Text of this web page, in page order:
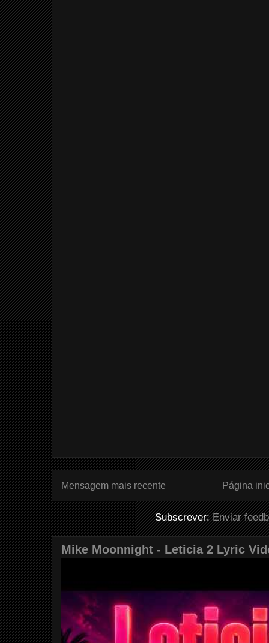
Mensagem mais recente Página
Subscrever:Enviar
Mike Moonnight - Leticia 2 Lyric